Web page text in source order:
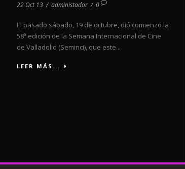
22 Oct 13 / administador / 0
El pasado sábado, 19 de octubre, dió comienzo la
58ª edición de la Semana Internacional de Cine
de Valladolid (Seminci), que este...
LEER MÁS...